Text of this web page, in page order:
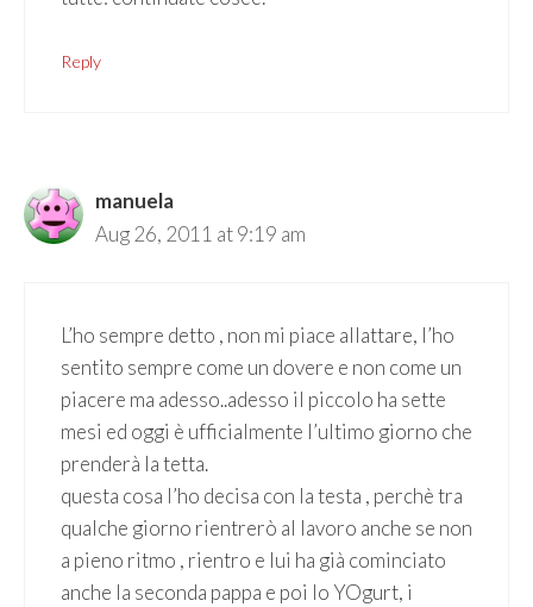
Reply
manuela
Aug 26, 2011 at 9:19 am
L’ho sempre detto , non mi piace allattare, l’ho
sentito sempre come un dovere e non come un
piacere ma adesso..adesso il piccolo ha sette
mesi ed oggi è ufficialmente l’ultimo giorno che
prenderà la tetta.
questa cosa l’ho decisa con la testa , perchè tra
qualche giorno rientrerò al lavoro anche se non
a pieno ritmo , rientro e lui ha già cominciato
anche la seconda pappa e poi lo YOgurt, i